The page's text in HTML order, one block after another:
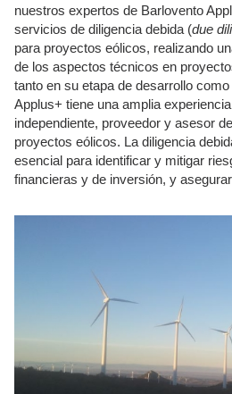
nuestros expertos de Barlovento
servicios de diligencia debida (due
para proyectos eólicos, realizando
de los aspectos técnicos en
tanto en su etapa de desarrollo
Applus+ tiene una amplia
independiente, proveedor y asesor
proyectos eólicos. La diligencia
esencial para identificar y mitigar
financieras y de inversión, y